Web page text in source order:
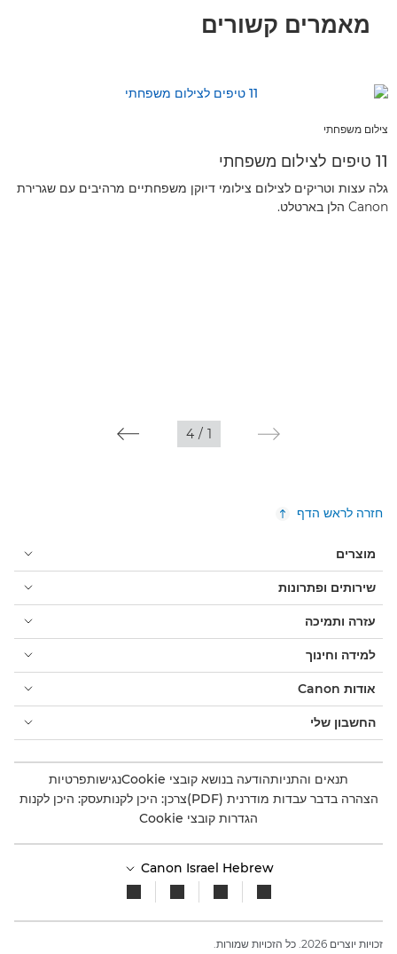
מאמרים קשורים
צילום משפחתי
11 טיפים לצילום משפחתי
גלה עצות וטריקים לצילום צילומי דיוקן משפחתיים מרהיבים עם שגרירת
Canon הלן בארטלט.
1
/
4
חזרה לראש הדף
מוצרים
שירותים ופתרונות
עזרה ותמיכה
למידה וחינוך
אודות Canon
החשבון שלי
תנאים והתניותהודעה בנושא קובצי Cookie נגישותפרטיות
הצהרה בדבר עבדות מודרנית (PDF)
צרכן: היכן לקנותעסק: היכן לקנות
הגדרות קובצי Cookie
Canon Israel Hebrew
זכויות יוצרים 2026. כל הזכויות שמורות.